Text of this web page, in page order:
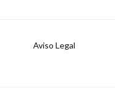
Aviso Legal